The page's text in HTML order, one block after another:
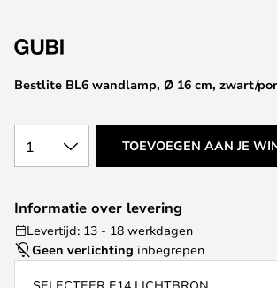
de
gallerij
Bestlite BL6 wandlamp, Ø 16 cm, zwart/
1 TOEVOEGEN AAN JE
Informatie over levering
Levertijd: 13 - 18 werkdagen
Geen verlichting inbegrepen